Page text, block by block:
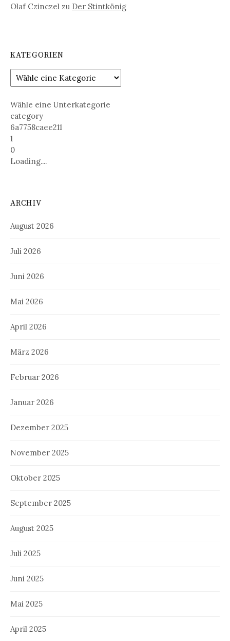
Olaf Czinczel zu Der Stintkönig
KATEGORIEN
Wähle eine Unterkategorie
category
6a7758caee211
1
0
Loading....
ARCHIV
August 2026
Juli 2026
Juni 2026
Mai 2026
April 2026
März 2026
Februar 2026
Januar 2026
Dezember 2025
November 2025
Oktober 2025
September 2025
August 2025
Juli 2025
Juni 2025
Mai 2025
April 2025